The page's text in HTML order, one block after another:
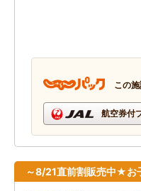
この
航空券付
～8/21直前割販売中★お